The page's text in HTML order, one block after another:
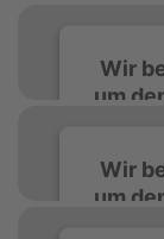
Wir
um
Ihren
Wir
um